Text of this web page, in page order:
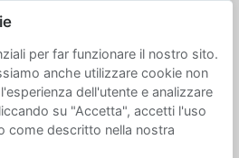
per far funzionare il nostro sito.
anche utilizzare cookie non
dell'utente e analizzare
su "Accetta", accetti l'uso
come descritto nella nostra